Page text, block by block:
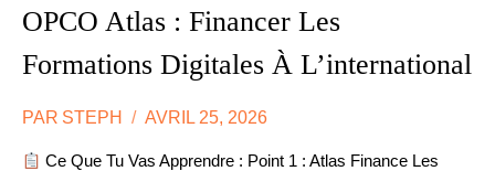
OPCO Atlas : Financer Les
Formations Digitales À L’international
PAR STEPH AVRIL 25, 2026
Ce Que Tu Vas Apprendre : Point 1 : Atlas Finance Les